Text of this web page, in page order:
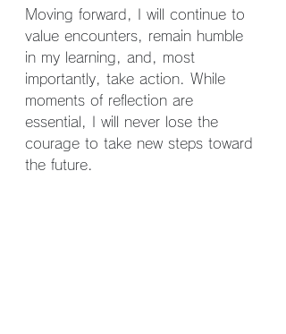
Moving forward, I will continue to
value encounters, remain humble
in my learning, and, most
importantly, take action. While
moments of reflection are
essential, I will never lose the
courage to take new steps toward
the future.